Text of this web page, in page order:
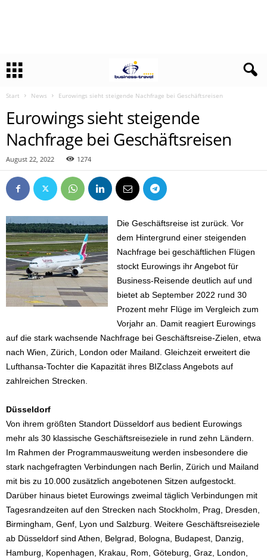
Start News Eurowings sieht steigende Nachfrage bei Geschäftsreisen
Eurowings sieht steigende
Nachfrage bei Geschäftsreisen
August 22, 2022 1274
Die Geschäftsreise ist zurück. Vor
dem Hintergrund einer steigenden
Nachfrage bei geschäftlichen Flügen
stockt Eurowings ihr Angebot für
Business-Reisende deutlich auf und
bietet ab September 2022 rund 30
Prozent mehr Flüge im Vergleich zum
Vorjahr an. Damit reagiert Eurowings
auf die stark wachsende Nachfrage bei Geschäftsreise-Zielen, etwa
nach Wien, Zürich, London oder Mailand. Gleichzeit erweitert die
Lufthansa-Tochter die Kapazität ihres BIZclass Angebots auf
zahlreichen Strecken.
Düsseldorf
Von ihrem größten Standort Düsseldorf aus bedient Eurowings
mehr als 30 klassische Geschäftsreiseziele in rund zehn Ländern.
Im Rahmen der Programmausweitung werden insbesondere die
stark nachgefragten Verbindungen nach Berlin, Zürich und Mailand
mit bis zu 10.000 zusätzlich angebotenen Sitzen aufgestockt.
Darüber hinaus bietet Eurowings zweimal täglich Verbindungen mit
Tagesrandzeiten auf den Strecken nach Stockholm, Prag, Dresden,
Birmingham, Genf, Lyon und Salzburg. Weitere Geschäftsreiseziele
ab Düsseldorf sind Athen, Belgrad, Bologna, Budapest, Danzig,
Hamburg, Kopenhagen, Krakau, Rom, Göteburg, Graz, London,